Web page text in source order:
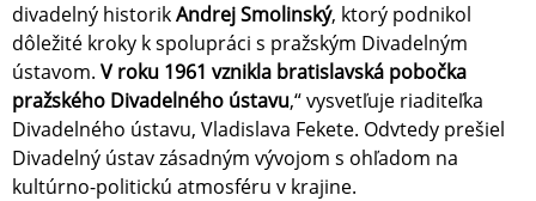
divadelný historikAndrej Smolinský, ktorý podnikol
dôležité kroky k spolupráci s pražským Divadelným
ústavom. V roku 1961 vznikla bratislavská pobočka
pražského Divadelného ústavu,“ vysvetľuje riaditeľka
Divadelného ústavu, Vladislava Fekete. Odvtedy prešiel
Divadelný ústav zásadným vývojom s ohľadom na
kultúrno-politickú atmosféru v krajine.